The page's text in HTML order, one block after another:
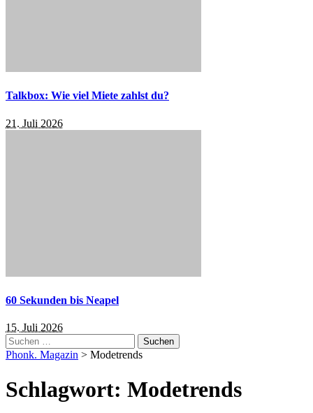
Talkbox: Wie viel Miete zahlst du?
21. Juli 2026
60 Sekunden bis Neapel
15. Juli 2026
Suchen
nach:
Phonk. Magazin > Modetrends
Schlagwort: Modetrends